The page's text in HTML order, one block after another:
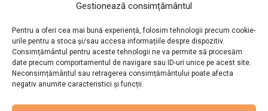
Gestionează consimțământul
Pentru a oferi cea mai bună experiență, folosim tehnologii precum cookie-
urile pentru a stoca și/sau accesa informațiile despre dispozitiv.
Consimțământul pentru aceste tehnologii ne va permite să procesăm
date precum comportamentul de navigare sau ID-uri unice pe acest site.
Neconsimțământul sau retragerea consimțământului poate afecta
negativ anumite caracteristici și funcții.
ANPC:
Autoritatea Națională pentru Protecția Consumatorilor